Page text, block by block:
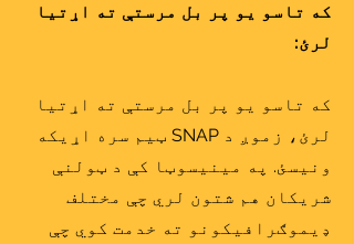
که تاسو یو پر بل مرستې ته اړتیا
لرئ:
که تاسو یو پر بل مرستې ته اړتیا
لرئ، زموږ د SNAP ټیم سره اړیکه
ونیسئ. په مینیسوټا کې د ټولنې
شریکان هم شتون لري چې مختلف
ډیموګرافیکونو ته خدمت کوي چې